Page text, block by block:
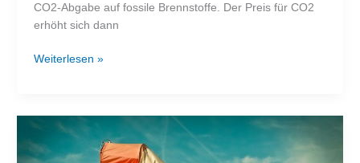
CO2-Abgabe auf fossile Brennstoffe. Der Preis für CO2
erhöht sich dann
CO2
Jahreswechsel
Weiterlesen »